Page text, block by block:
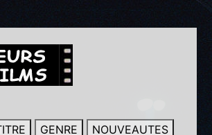
GENRE
NOUVEAUTES